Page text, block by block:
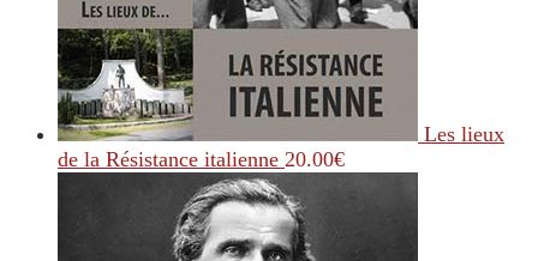
Les lieux
de la Résistance italienne 20.00€